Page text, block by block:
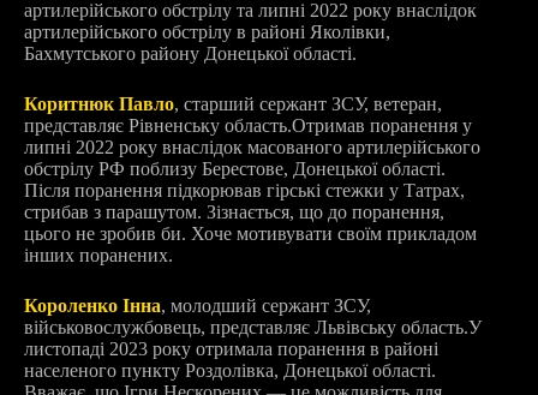
артилерійського обстрілу та липні 2022 року внаслідок
артилерійського обстрілу в районі Яколівки,
Бахмутського району Донецької області.
Коритнюк Павло, старший сержант ЗСУ, ветеран,
представляє Рівненську область.Отримав поранення у
липні 2022 року внаслідок масованого артилерійського
обстрілу РФ поблизу Берестове, Донецької області.
Після поранення підкорював гірські стежки у Татрах,
стрибав з парашутом. Зізнається, що до поранення,
цього не зробив би. Хоче мотивувати своїм прикладом
інших поранених.
Короленко Інна, молодший сержант ЗСУ,
військовослужбовець, представляє Львівську область.У
листопаді 2023 року отримала поранення в районі
населеного пункту Роздолівка, Донецької області.